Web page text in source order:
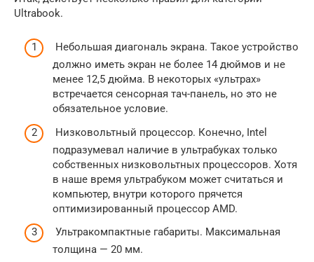
Ultrabook.
Небольшая диагональ экрана. Такое устройство
должно иметь экран не более 14 дюймов и не
менее 12,5 дюйма. В некоторых «ультрах»
встречается сенсорная тач-панель, но это не
обязательное условие.
Низковольтный процессор. Конечно, Intel
подразумевал наличие в ультрабуках только
собственных низковольтных процессоров. Хотя
в наше время ультрабуком может считаться и
компьютер, внутри которого прячется
оптимизированный процессор AMD.
Ультракомпактные габариты. Максимальная
толщина — 20 мм.